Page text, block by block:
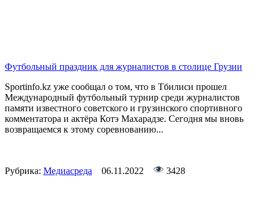
Футбольный праздник для журналистов в столице Грузии
Sportinfo.kz уже сообщал о том, что в Тбилиси прошел
Международный футбольный турнир среди журналистов
памяти известного советского и грузинского спортивного
комментатора и актёра Котэ Махарадзе. Сегодня мы вновь
возвращаемся к этому соревнованию...
Рубрика: Медиасреда 06.11.2022 3428